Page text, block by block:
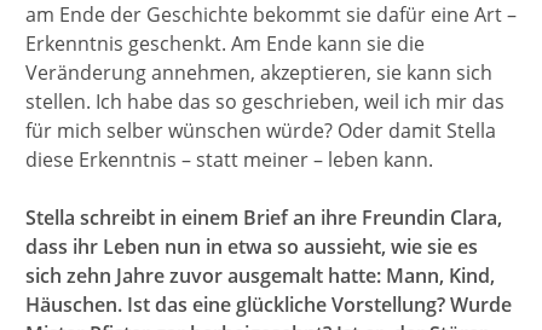
am Ende der Geschichte bekommt sie dafür eine Art –
Erkenntnis geschenkt. Am Ende kann sie die
Veränderung annehmen, akzeptieren, sie kann sich
stellen. Ich habe das so geschrieben, weil ich mir das
für mich selber wünschen würde? Oder damit Stella
diese Erkenntnis – statt meiner – leben kann.
Stella schreibt in einem Brief an ihre Freundin Clara,
dass ihr Leben nun in etwa so aussieht, wie sie es
sich zehn Jahre zuvor ausgemalt hatte: Mann, Kind,
Häuschen. Ist das eine glückliche Vorstellung? Wurde